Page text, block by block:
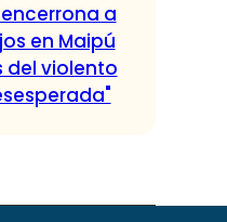
a
en Maipú
del violento